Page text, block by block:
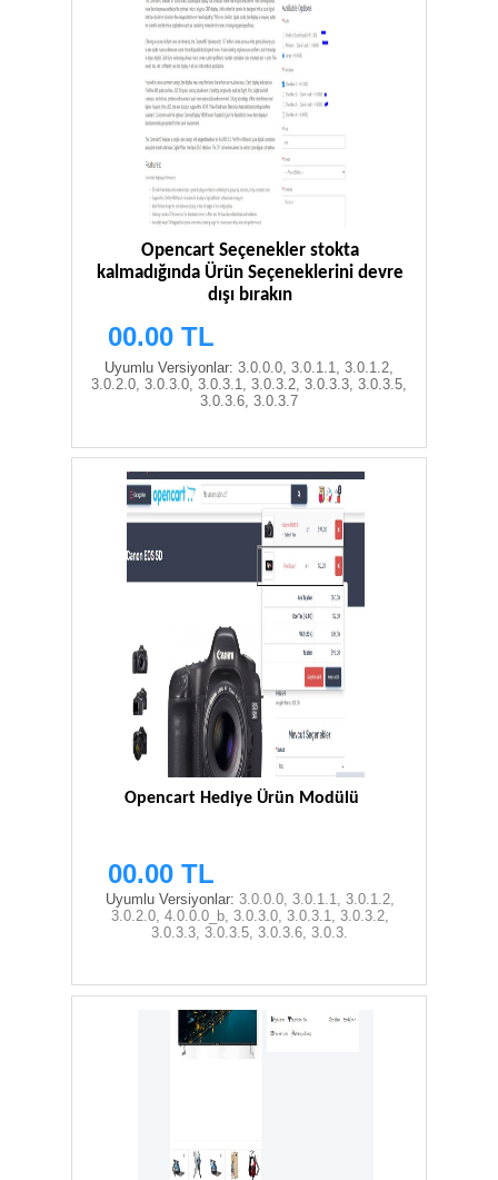
Opencart Seçenekler stokta
kalmadığında Ürün Seçeneklerini devre
dışı bırakın
00.00 TL
Uyumlu Versiyonlar: 3.0.0.0, 3.0.1.1, 3.0.1.2,
3.0.2.0, 3.0.3.0, 3.0.3.1, 3.0.3.2, 3.0.3.3, 3.0.3.5,
3.0.3.6, 3.0.3.7
Opencart Hediye Ürün Modülü
00.00 TL
Uyumlu Versiyonlar: 3.0.0.0, 3.0.1.1, 3.0.1.2,
3.0.2.0, 4.0.0.0_b, 3.0.3.0, 3.0.3.1, 3.0.3.2,
3.0.3.3, 3.0.3.5, 3.0.3.6, 3.0.3.